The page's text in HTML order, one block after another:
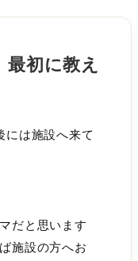
初に教え
には施設へ来て
だと思います
施設の方へお